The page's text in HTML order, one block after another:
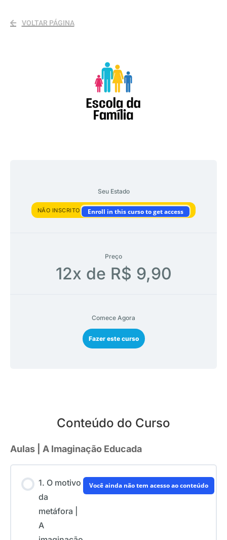
VOLTAR PÁGINA
Seu Estado
NÃO INSCRITO Enroll in this curso to get access
Preço
12x de R$ 9,90
Comece Agora
Fazer este curso
Conteúdo do Curso
Aulas | A Imaginação Educada
1. O motivo
da
metáfora |
A
Você ainda não tem acesso ao conteúdo